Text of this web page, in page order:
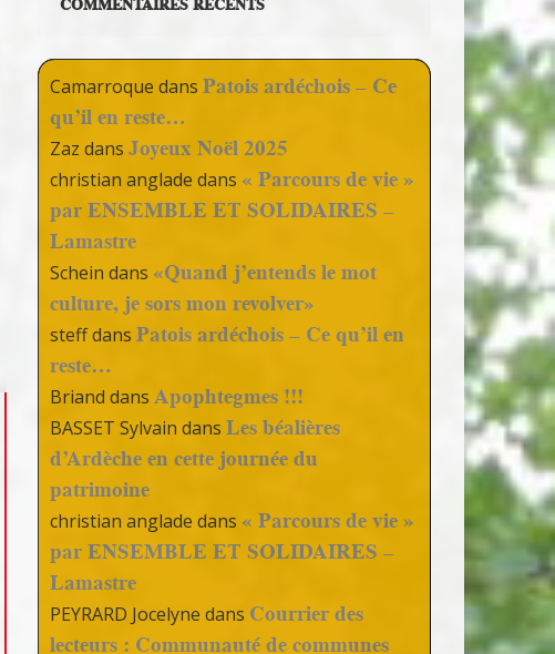
Camarroque dansPatois ardéchois – Ce
qu’il en reste…
Zaz dansJoyeux Noël 2025
christian anglade dans « Parcours de vie »
par ENSEMBLE ET SOLIDAIRES –
Lamastre
Schein dans «Quand j’entends le mot
culture, je sors mon revolver»
steffdansPatois ardéchois – Ce qu’il en
reste…
Briand dansApophtegmes !!!
BASSET Sylvain dansLes béalières
d’Ardèche en cette journée du
patrimoine
christian anglade dans « Parcours de vie »
par ENSEMBLE ET SOLIDAIRES –
Lamastre
PEYRARD Jocelyne dans Courrier des
lecteurs : Communauté de communes